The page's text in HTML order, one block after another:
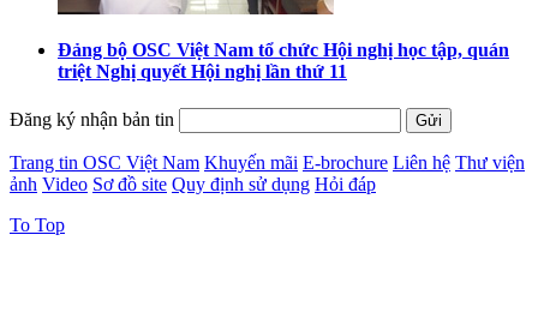
Đảng bộ OSC Việt Nam tổ chức Hội nghị học tập, quán
triệt Nghị quyết Hội nghị lần thứ 11
Đăng ký nhận bản tin
Trang tin OSC Việt Nam Khuyến mãi E-brochure Liên hệ Thư viện
ảnh Video Sơ đồ site Quy định sử dụng Hỏi đáp
To Top